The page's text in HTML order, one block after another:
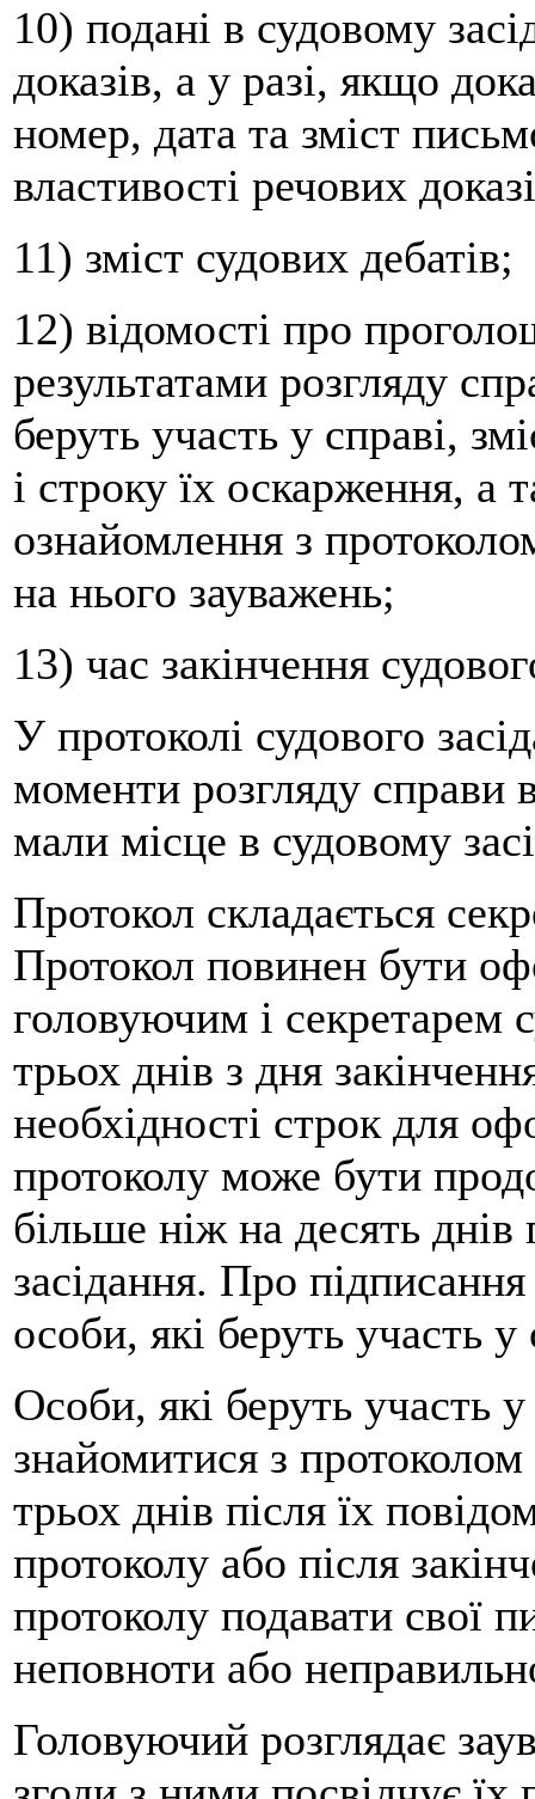
10) подані в судовому
доказів, а у разі, якщо
номер, дата та зміст
властивості речових
11) зміст судових дебатів;
12) відомості про
результатами розгляду
беруть участь у справі,
і строку їх оскарження, а
ознайомлення з
на нього зауважень;
13) час закінчення
У протоколі судового
моменти розгляду справи
мали місце в судовому
Протокол складається
Протокол повинен бути
головуючим і секретарем
трьох днів з дня
необхідності строк для
протоколу може бути
більше ніж на десять днів
засідання. Про
особи, які беруть участь у
Особи, які беруть участь
знайомитися з протоколом
трьох днів після їх
протоколу або після
протоколу подавати свої
неповноти або
Головуючий розглядає